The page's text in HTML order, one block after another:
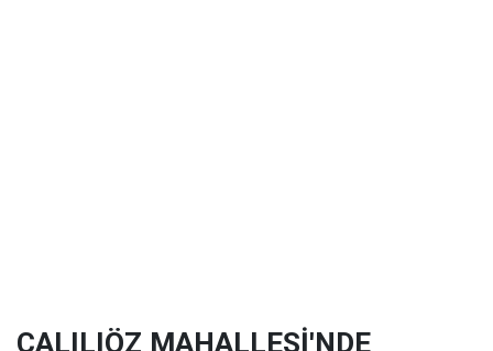
ÇALILIÖZ MAHALLESİ'NDE